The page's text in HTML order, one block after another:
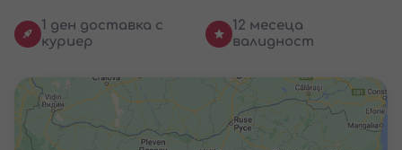
1 ден доставка с
куриер
12 месеца
валидност